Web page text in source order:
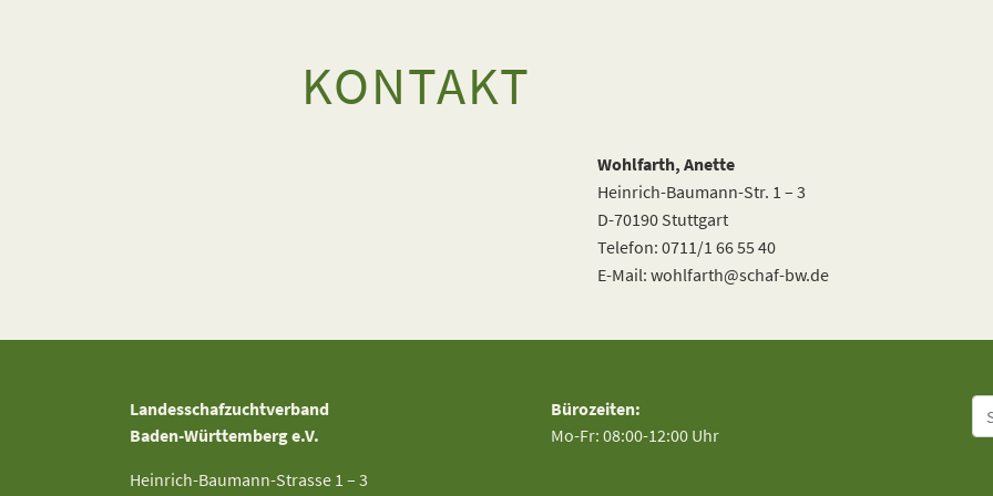
KONTAKT
Wohlfarth, Anette
Heinrich-Baumann-Str. 1 – 3
D-70190 Stuttgart
Telefon: 0711/1 66 55 40
E-Mail: wohlfarth@schaf-bw.de
Landesschafzuchtverband
Baden-Württemberg e.V.
Heinrich-Baumann-Strasse 1 – 3
Bürozeiten:
Mo-Fr: 08:00-12:00 Uhr